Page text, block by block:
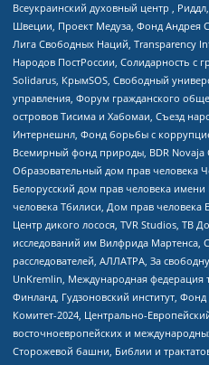
Всеукраинский духовный центр ,
Швеции, Проект Медуза, Фонд Андрея
Лига Свободных Наций, Transparеncy
Народов ПостРоссии, Солидарность с
Solidarus, КрымSOS, Свободный
управления, Форум гражданского
островов Тисима и Хабомаи, Съезд
Интернешнл, Фонд борьбы с
Всемирный фонд природы, BDR Novaja
Образовательный дом прав человека
Белорусский дом прав человека
человека Тбилиси, Дом прав
Центр дикого лосося, TVR Studios, ТВ
исследований им Вилфрида Мартенса,
расследователей, АЛЛАТРА, За
UnKremlin, Международная федерация
Финланд, Гудзоновский институт,
Комитет-2024, Центрально-
восточноевропейских и
Сторожевой башни, Библии и